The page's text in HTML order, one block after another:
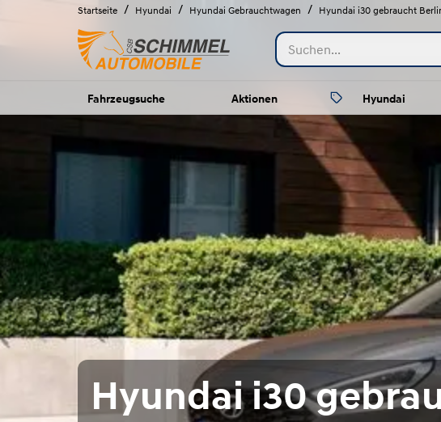
Startseite / Hyundai / Hyundai Gebrauchtwagen / Hyundai i30 gebraucht
Fahrzeugsuche Aktionen Hyundai
Hyundai i30